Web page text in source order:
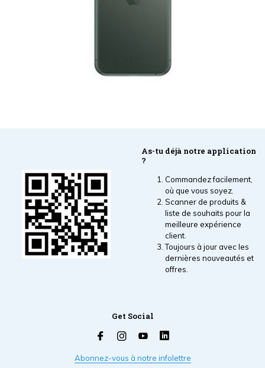
As-tu déjà notre application
?
Commandez facilement,
où que vous soyez.
Scanner de produits &
liste de souhaits pour la
meilleure expérience
client.
Toujours à jour avec les
dernières nouveautés et
offres.
Get Social
Abonnez-vous à notre infolettre